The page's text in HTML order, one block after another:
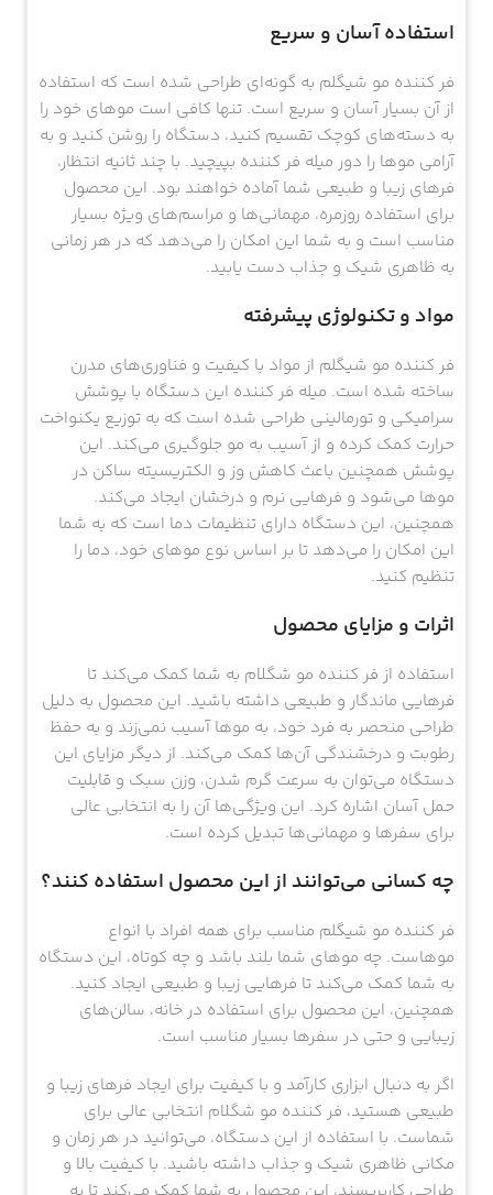
استفاده آسان و سریع
فر کننده مو شیگلم به گونه‌ای طراحی شده است که استفاده
از آن بسیار آسان و سریع است. تنها کافی است موهای خود را
به دسته‌های کوچک تقسیم کنید، دستگاه را روشن کنید و به
آرامی موها را دور میله فر کننده بپیچید. با چند ثانیه انتظار،
فرهای زیبا و طبیعی شما آماده خواهند بود. این محصول
برای استفاده روزمره، مهمانی‌ها و مراسم‌های ویژه بسیار
مناسب است و به شما این امکان را می‌دهد که در هر زمانی
به ظاهری شیک و جذاب دست یابید.
مواد و تکنولوژی پیشرفته
فر کننده مو شیگلم از مواد با کیفیت و فناوری‌های مدرن
ساخته شده است. میله فر کننده این دستگاه با پوشش
سرامیکی و تورمالینی طراحی شده است که به توزیع یکنواخت
حرارت کمک کرده و از آسیب به مو جلوگیری می‌کند. این
پوشش همچنین باعث کاهش وز و الکتریسیته ساکن در
موها می‌شود و فرهایی نرم و درخشان ایجاد می‌کند.
همچنین، این دستگاه دارای تنظیمات دما است که به شما
این امکان را می‌دهد تا بر اساس نوع موهای خود، دما را
تنظیم کنید.
اثرات و مزایای محصول
استفاده از فر کننده مو شگلام به شما کمک می‌کند تا
فرهایی ماندگار و طبیعی داشته باشید. این محصول به دلیل
طراحی منحصر به فرد خود، به موها آسیب نمی‌زند و به حفظ
رطوبت و درخشندگی آن‌ها کمک می‌کند. از دیگر مزایای این
دستگاه می‌توان به سرعت گرم شدن، وزن سبک و قابلیت
حمل آسان اشاره کرد. این ویژگی‌ها آن را به انتخابی عالی
برای سفرها و مهمانی‌ها تبدیل کرده است.
چه کسانی می‌توانند از این محصول استفاده کنند؟
فر کننده مو شیگلم مناسب برای همه افراد با انواع
موهاست. چه موهای شما بلند باشد و چه کوتاه، این دستگاه
به شما کمک می‌کند تا فرهایی زیبا و طبیعی ایجاد کنید.
همچنین، این محصول برای استفاده در خانه، سالن‌های
زیبایی و حتی در سفرها بسیار مناسب است.
اگر به دنبال ابزاری کارآمد و با کیفیت برای ایجاد فرهای زیبا و
طبیعی هستید، فر کننده مو شگلام انتخابی عالی برای
شماست. با استفاده از این دستگاه، می‌توانید در هر زمان و
مکانی ظاهری شیک و جذاب داشته باشید. با کیفیت بالا و